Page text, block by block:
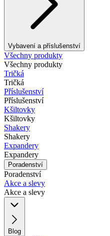
Vybavení a příslušenství
Všechny produkty
Všechny produkty
Tričká
Tričká
Příslušenství
Příslušenství
Kšiltovky
Kšiltovky
Shakery
Shakery
Expandery
Expandery
Poradenství
Poradenství
Akce a slevy
Akce a slevy
Blog